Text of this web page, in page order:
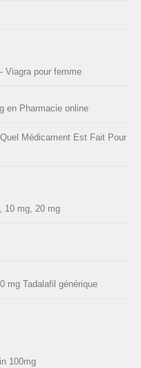
Viagra pour femme
en Pharmacie online
Médicament Est Fait Pour
10 mg, 20 mg
mg Tadalafil générique
100mg